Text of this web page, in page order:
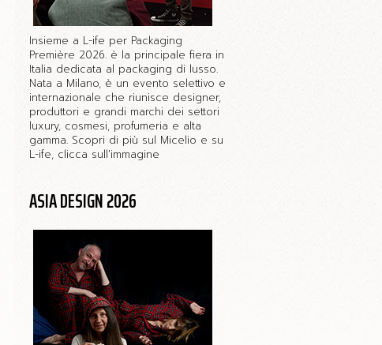
Insieme a L-ife per Packaging
Première 2026. è la principale fiera in
Italia dedicata al packaging di lusso.
Nata a Milano, è un evento selettivo e
internazionale che riunisce designer,
produttori e grandi marchi dei settori
luxury, cosmesi, profumeria e alta
gamma. Scopri di più sul Micelio e su
L-ife, clicca sull'immagine
ASIA DESIGN 2026